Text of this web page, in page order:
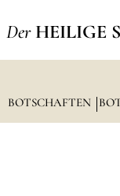
Der HEILIGE
BOTSCHAFTEN